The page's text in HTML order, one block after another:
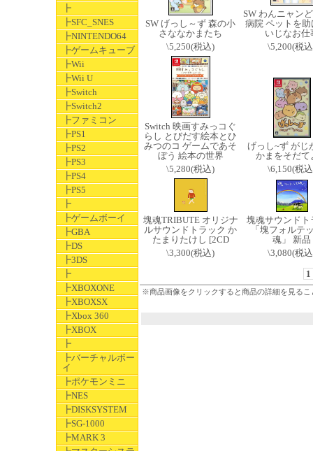
┣
┣SFC_SNES
┣NINTENDO64
┣ゲームキューブ
┣Wii
┣Wii U
┣Switch
┣Switch2
┣ファミコン
┣PS1
┣PS2
┣PS3
┣PS4
┣PS5
┣
┣ゲームボーイ
┣GBA
┣DS
┣3DS
┣
┣XBOXONE
┣XBOXSX
┣Xbox 360
┣XBOX
┣
┣バーチャルボー
イ
┣ポケモンミニ
┣NES
┣DISKSYSTEM
┣SG-1000
┣MARK 3
SW げっし～ず 森の小
さななかまたち
\5,250(税込)
SW わんニャン
病院 ペットを
いじなお仕
\5,200(税
Switch 映画すみっコぐ
らし とびだす絵本とひ
みつのコ ゲームであそ
ぼう 絵本の世界
\5,280(税込)
げっし~ず がじ
かまをそだて
\6,150(税
塊魂TRIBUTE オリジナ
ルサウンドトラック か
たまりたけし [2CD
\3,300(税込)
塊魂サウンドト
「塊フォルテ
魂」 新品
\3,080(税
1
※商品画像をクリックすると商品の詳細を見るこ